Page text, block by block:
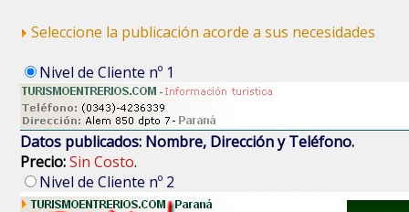
Seleccione la publicación acorde a sus necesidades
Nivel de Cliente nº 1
Datos publicados: Nombre, Dirección y Teléfono.
Precio:Sin Costo.
Nivel de Cliente nº 2